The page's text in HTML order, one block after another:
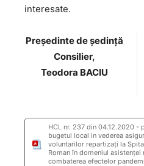
interesate.
Preşedinte de şedinţă
Consilier,
Teodora BACIU
HCL nr. 237 din 04.12.2020 -
bugetul local in vederea
voluntarilor repartizați la
Roman în domeniul
combaterea efectelor